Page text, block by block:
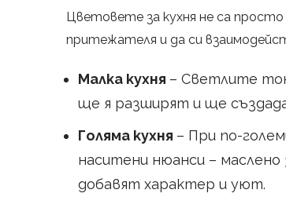
Цветовете за кухня не са
притежателя и да си
Малка кухня – Светлите
ще я разширят и ще
Голяма кухня – При по-
наситени нюанси –
добавят характер и уют.